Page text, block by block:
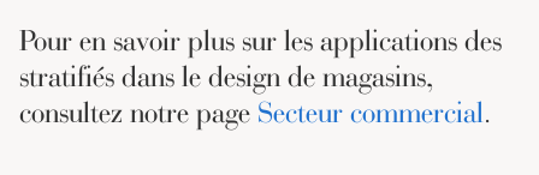
Pour en savoir plus sur les applications des
stratifiés dans le design de magasins,
consultez notre page Secteur commercial.